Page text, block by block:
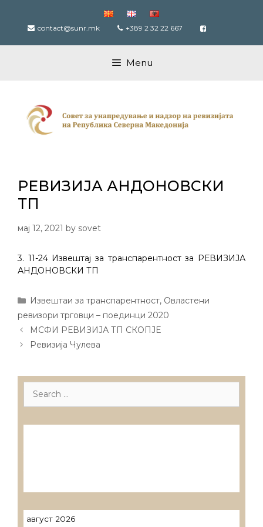
content contact@sunr.mk +389 2 32 22 667
Menu
РЕВИЗИЈА АНДОНОВСКИ
ТП
мај 12, 2021 by sovet
3. 11-24 Извештај за транспарентност за РЕВИЗИЈА
АНДОНОВСКИ ТП
Categories
Извештаи за транспарентност, Овластени
ревизори трговци – поединци 2020
Post
navigation
МСФИ РЕВИЗИЈА ТП СКОПЈЕ
Ревизија Чулева
Search
август 2026